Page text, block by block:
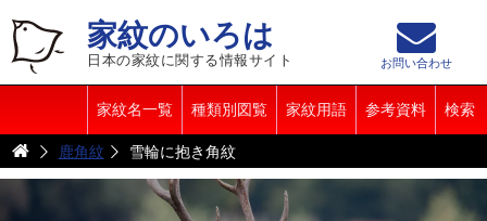
家紋のいろは
日本の家紋に関する情報サイト
家紋名一覧 種類別図覧 家紋用語 参考資料 検索
お問い合わせ
鹿角紋 雪輪に抱き角紋